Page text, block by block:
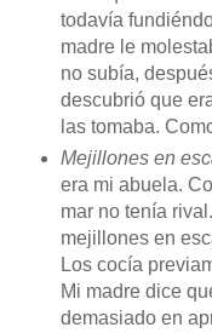
todavía
madre le
no subía,
descubrió que
las tomaba.
Mejillones en
era mi abuela.
mar no tenía
mejillones en
Los cocía
Mi madre dice
demasiado en